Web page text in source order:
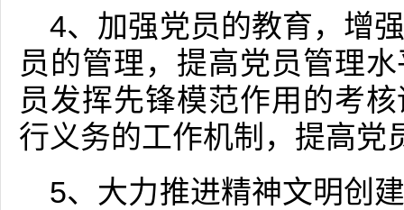
4、加强党员的教育，增
员的管理，提高党员管理
员发挥先锋模范作用的考
行义务的工作机制，提高党
5、大力推进精神文明创